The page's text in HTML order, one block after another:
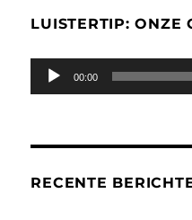
LUISTERTIP: ONZE
Audiospeler
00:00
RECENTE